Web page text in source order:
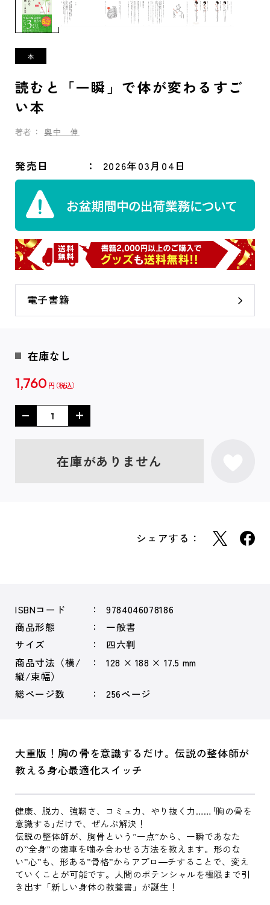
読むと「一瞬」で体が変わるすご
い本
著者： 奥中 伸
発売日 2026年03月04日
電子書籍
在庫なし
1,760 円
在庫がありません
シェアする：
ISBNコード
9784046078186
商品形態
一般書
サイズ
四六判
商品寸法（横/
縦/束幅）
128 × 188 × 17.5 mm
総ページ数 256ページ
大重版！胸の骨を意識するだけ。伝説の整体師が
教える身心最適化スイッチ
健康、脱力、強靭さ、コミュ力、やり抜く力……｢胸の骨を
意識する｣だけで、ぜんぶ解決！
伝説の整体師が、胸骨という”一点”から、一瞬であなた
の”全身”の歯車を噛み合わせる方法を教えます。形のな
い”心”も、形ある”骨格”からアプロ―チすることで、変え
ていくことが可能です。人間のポテンシャルを極限まで引
き出す「新しい身体の教養書」が誕生！